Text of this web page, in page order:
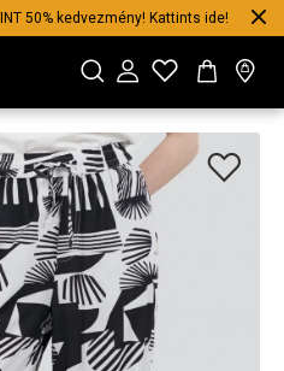
50% kedvezmény! Kattints ide!